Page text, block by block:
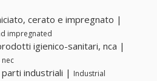
cerato e impregnato |
impregnated
igienico-sanitari, nca |
industriali | Industrial